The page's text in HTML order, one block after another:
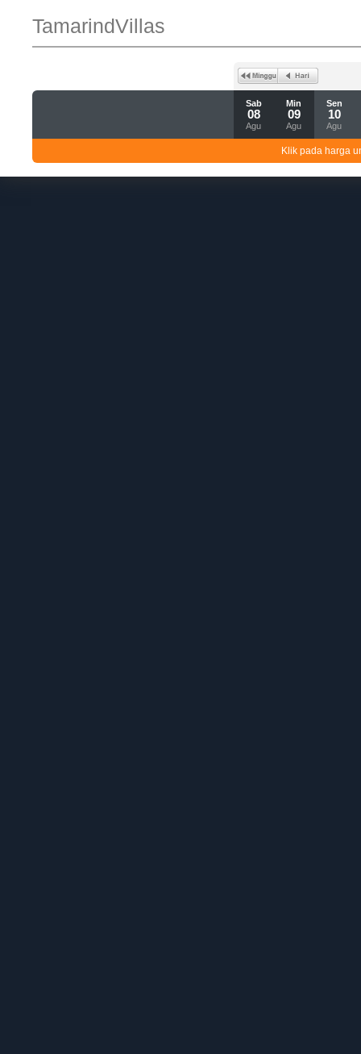
TamarindVillas
Sab
08
Agu
Min
09
Agu
Sen
10
Agu
Klik pada harga